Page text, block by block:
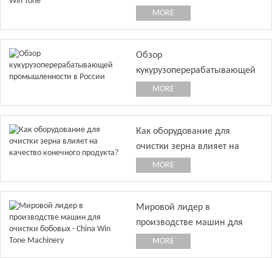
- Win Tone
MORE
Обзор
кукурузоперерабатывающей
промышленности в России
MORE
Как оборудование для
очистки зерна влияет на
качество конечного продукта?
MORE
Мировой лидер в
производстве машин для
очистки бобовых - China Win
MORE